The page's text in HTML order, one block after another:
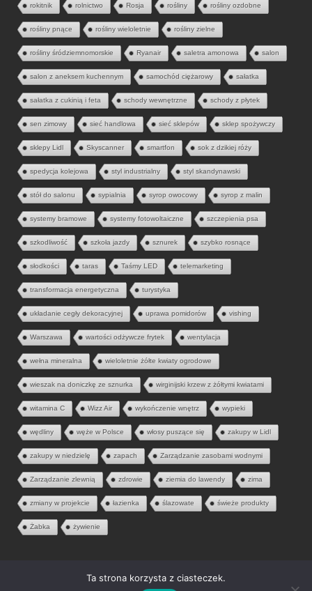
rokitnik rolnictwo Rosja rośliny rośliny ozdobne
rośliny pnące rośliny wieloletnie rośliny zielne
rośliny śródziemnomorskie Ryanair saletra amonowa salon
salon z aneksem kuchennym samochód ciężarowy sałatka
sałatka z cukinią i feta schody wewnętrzne schody z płytek
sen zimowy sieć handlowa sieć sklepów sklep spożywczy
sklepy Lidl Skyscanner smartfon sok z dzikiej róży
spedycja kolejowa styl industrialny styl skandynawski
stół do salonu sypialnia syrop owocowy syrop z malin
systemy bramowe systemy fotowoltaiczne szczepienia psa
szkodliwość szkoła jazdy sznurek szybko rosnące
słodkości taras Taśmy LED telemarketing
transformacja energetyczna turystyka
układanie cegły dekoracyjnej uprawa pomidorów vishing
Warszawa wartości odżywcze frytek wentylacja
wełna mineralna wieloletnie żółte kwiaty ogrodowe
wieszak na doniczkę ze sznurka wirginijski krzew z żółtymi kwiatami
witamina C Wizz Air wykończenie wnętrz wypieki
wędliny węże w Polsce włosy puszące się zakupy w Lidl
zakupy w niedzielę zapach Zarządzanie zasobami wodnymi
Zarządzanie zlewnią zdrowie ziemia do lawendy zima
zmiany w projekcie łazienka ślazowate świeże produkty
Żabka żywienie
Ta strona korzysta z ciasteczek.